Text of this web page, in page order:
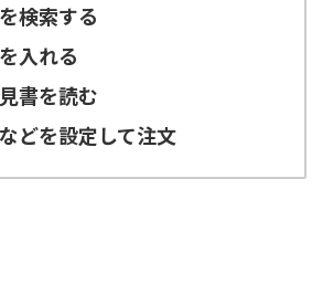
検索する
入れる
書を読む
どを設定して注文